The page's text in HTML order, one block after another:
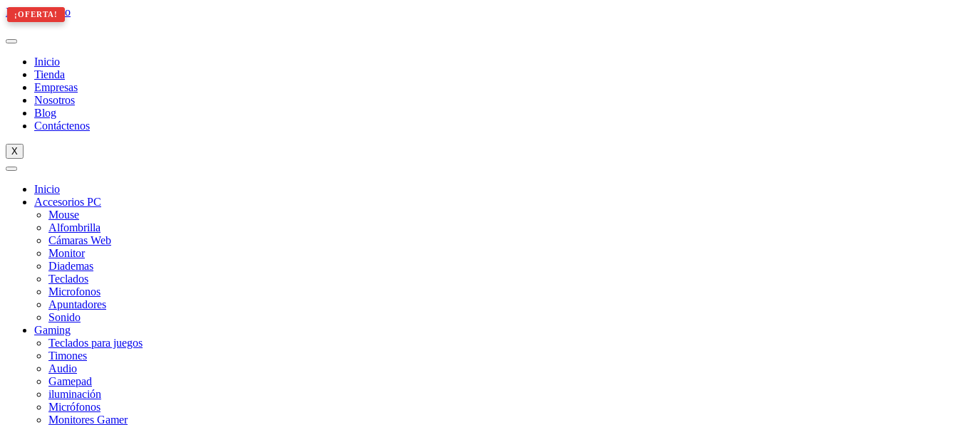
Ir al contenido
Inicio
Tienda
Empresas
Nosotros
Blog
Contáctenos
X
Inicio
Accesorios PC
Mouse
Alfombrilla
Cámaras Web
Monitor
Diademas
Teclados
Microfonos
Apuntadores
Sonido
Gaming
Teclados para juegos
Timones
Audio
Gamepad
iluminación
Micrófonos
Monitores Gamer
¡OFERTA!
¡OFERTA!